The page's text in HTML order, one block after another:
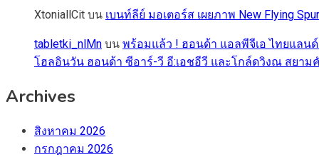
XtoniallCit บน เบนท์ลีย์ มอเตอร์ส เผยภาพ New Flying
tabletki_nlMn บน พร้อมแล้ว ! ฮอนด้า แอลพีจีเอ ไทยแลนด์
โฮลอินวัน ฮอนด้า ซีอาร์-วี อี:เอชอีวี และโกล์ดวิงณ สยา
Archives
สิงหาคม 2026
กรกฎาคม 2026